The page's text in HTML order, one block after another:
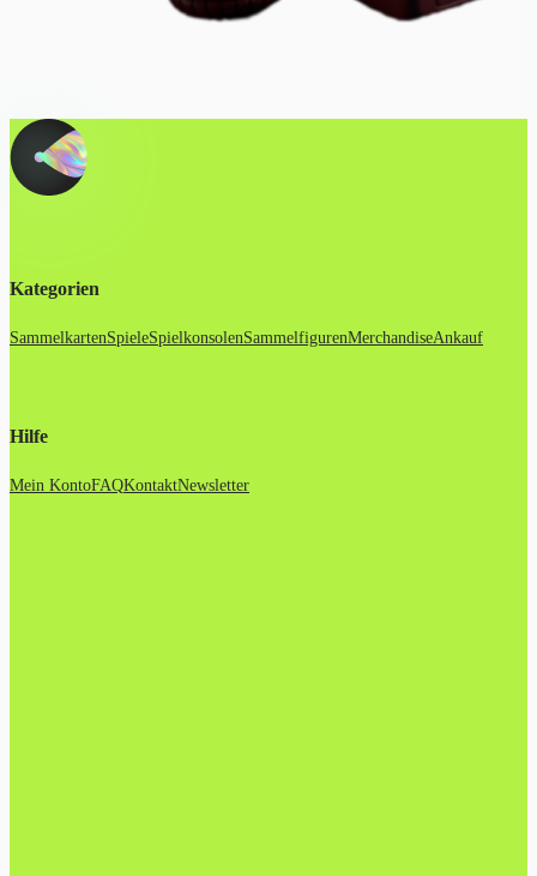
Kategorien
SammelkartenSpieleSpielkonsolenSammelfigurenMerchandiseAnkauf
Hilfe
Mein KontoFAQKontaktNewsletter